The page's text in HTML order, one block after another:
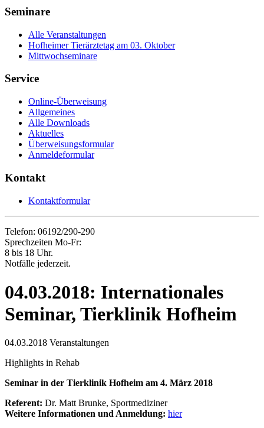
Seminare
Alle Veranstaltungen
Hofheimer Tierärztetag am 03. Oktober
Mittwochseminare
Service
Online-Überweisung
Allgemeines
Alle Downloads
Aktuelles
Überweisungsformular
Anmeldeformular
Kontakt
Kontaktformular
Telefon: 06192/290-290
Sprechzeiten Mo-Fr:
8 bis 18 Uhr.
Notfälle jederzeit.
04.03.2018: Internationales
Seminar, Tierklinik Hofheim
04.03.2018 Veranstaltungen
Highlights in Rehab
Seminar in der Tierklinik Hofheim am 4. März 2018
Referent: Dr. Matt Brunke, Sportmediziner
Weitere Informationen und Anmeldung: hier